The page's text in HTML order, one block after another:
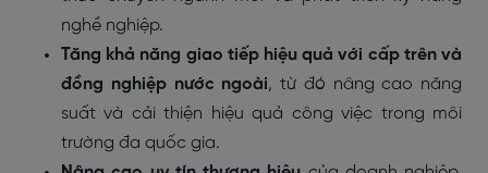
nghề nghiệp.
Tăng khả năng giao tiếp hiệu quả với cấp trên và
đồng nghiệp nước ngoài, từ đó nâng cao năng
suất và cải thiện hiệu quả công việc trong môi
trường đa quốc gia.